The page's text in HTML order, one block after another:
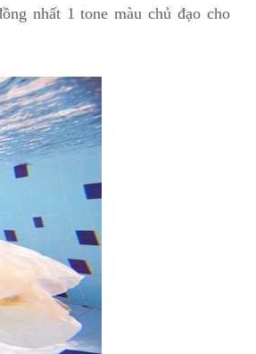
nhất 1 tone màu chủ đạo cho